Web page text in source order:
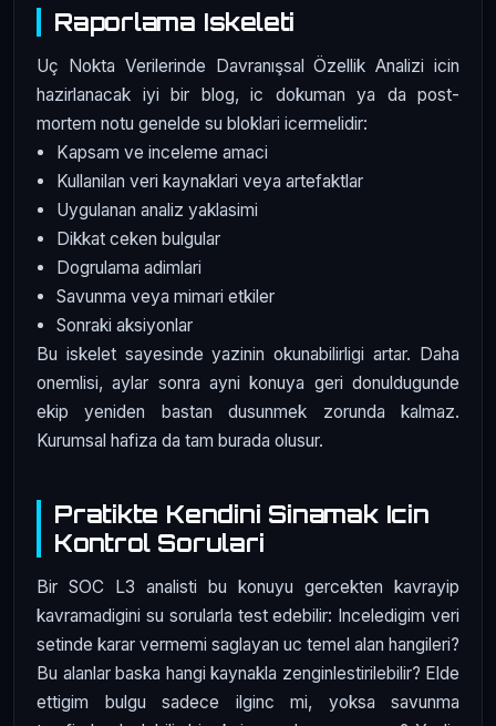
Raporlama Iskeleti
Uç Nokta Verilerinde Davranışsal Özellik Analizi icin
hazirlanacak iyi bir blog, ic dokuman ya da post-
mortem notu genelde su bloklari icermelidir:
Kapsam ve inceleme amaci
Kullanilan veri kaynaklari veya artefaktlar
Uygulanan analiz yaklasimi
Dikkat ceken bulgular
Dogrulama adimlari
Savunma veya mimari etkiler
Sonraki aksiyonlar
Bu iskelet sayesinde yazinin okunabilirligi artar. Daha
onemlisi, aylar sonra ayni konuya geri donuldugunde
ekip yeniden bastan dusunmek zorunda kalmaz.
Kurumsal hafiza da tam burada olusur.
Pratikte Kendini Sinamak Icin
Kontrol Sorulari
Bir SOC L3 analisti bu konuyu gercekten kavrayip
kavramadigini su sorularla test edebilir: Inceledigim veri
setinde karar vermemi saglayan uc temel alan hangileri?
Bu alanlar baska hangi kaynakla zenginlestirilebilir? Elde
ettigim bulgu sadece ilginc mi, yoksa savunma